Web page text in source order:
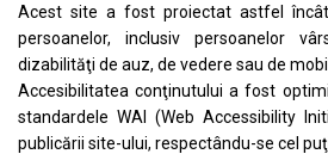
Acest site a fost proiectat astfel
persoanelor, inclusiv persoanelor
dizabilităţi de auz, de vedere sau de
Accesibilitatea conţinutului a fost
standardele WAI (Web Accessibility
publicării site-ului, respectându-se cel